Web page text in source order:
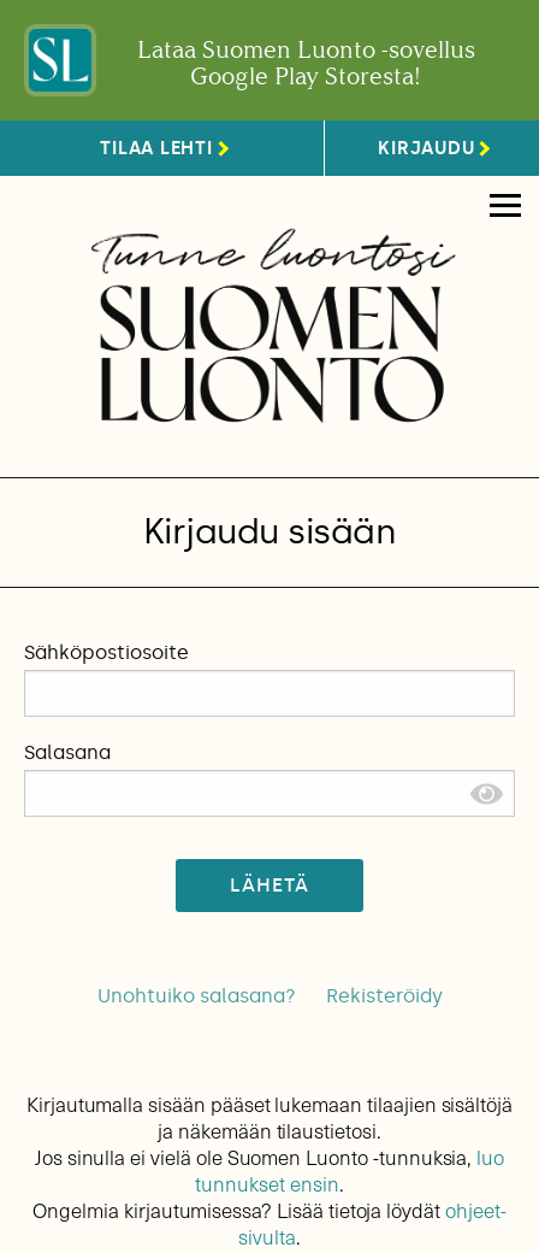
Lataa Suomen Luonto -sovellus
Google Play Storesta!
TILAA LEHTI KIRJAUDU
Kirjaudu sisään
Sähköpostiosoite
Salasana
LÄHETÄ
Unohtuiko salasana? Rekisteröidy
Kirjautumalla sisään pääset lukemaan tilaajien sisältöjä
ja näkemään tilaustietosi.
Jos sinulla ei vielä ole Suomen Luonto -tunnuksia, luo
tunnukset ensin.
Ongelmia kirjautumisessa? Lisää tietoja löydätohjeet-
sivulta.